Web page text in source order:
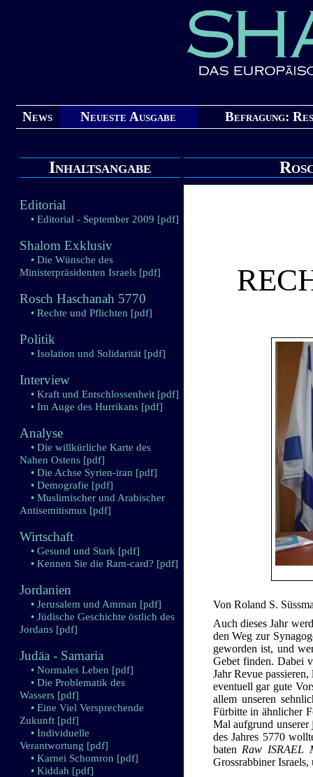
News Neueste Ausgabe Befragung:
Inhaltsangabe
Editorial
• Editorial - September 2009 [pdf]
Shalom Exklusiv
• Die Wünsche des
Ministerpräsidenten Israels [pdf]
Rosch Haschanah 5770
• Rechte und Pflichten [pdf]
Politik
• Isolation und Solidarität [pdf]
Interview
• Kraft und Entschlossenheit [pdf]
• Im Auge des Hurrikans [pdf]
Analyse
• Die willkürliche Karte des
Nahen Ostens [pdf]
• Die Achse Syrien-iran [pdf]
• Demografie [pdf]
• Muslimischer und Arabischer
Antisemitismus [pdf]
Wirtschaft
• Gesund und Stark [pdf]
• Kennen Sie die Ram-card? [pdf]
Jordanien
• Jerusalem und Amman [pdf]
• Jüdische Geschichte östlich des
Jordans [pdf]
Judäa - Samaria
• Normales Leben [pdf]
• Die Problematik des
Wassers [pdf]
• Eine Viel Versprechende
Zukunft [pdf]
• Individuelle
Verantwortung [pdf]
• Karnei Schomron [pdf]
• Kiddah [pdf]
Von Roland S.
Auch dieses Jahr
den Weg zur
geworden ist, und
Gebet finden. Dabei
Jahr Revue
eventuell gar gute
allem unseren
Fürbitte in ähnlicher
Mal aufgrund
des Jahres 5770
baten Raw ISRAEL
Grossrabbiner